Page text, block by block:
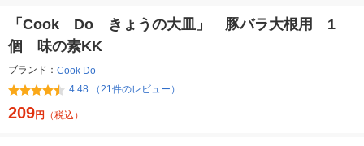
「Cook Do きょうの大皿」 豚バラ大根用 1
個 味の素KK
ブランド： Cook Do
4.48 （21件のレビュー）
209円 （税込）